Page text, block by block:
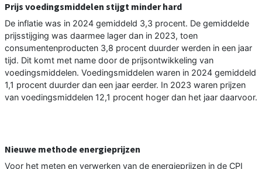
Prijs voedingsmiddelen stijgt minder hard
De inflatie was in 2024 gemiddeld 3,3 procent. De gemiddelde
prijsstijging was daarmee lager dan in 2023, toen
consumentenproducten 3,8 procent duurder werden in een jaar
tijd. Dit komt met name door de prijsontwikkeling van
voedingsmiddelen. Voedingsmiddelen waren in 2024 gemiddeld
1,1 procent duurder dan een jaar eerder. In 2023 waren prijzen
van voedingsmiddelen 12,1 procent hoger dan het jaar daarvoor.
Nieuwe methode energieprijzen
Voor het meten en verwerken van de energieprijzen in de CPI